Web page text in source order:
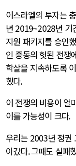
이스라엘의 투자는
년 2019~2028년 기
지원 패키지를 승인
인 중동의 헛된 전쟁
학살을 지속하도록
했다.
이 전쟁의 비용이 얼
이를 가능성이 크다.
우리는 2003년 정권
아갔다.그때도 실패